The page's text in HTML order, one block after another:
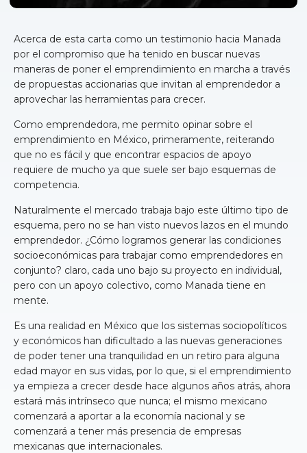
Acerca de esta carta como un testimonio hacia Manada
por el compromiso que ha tenido en buscar nuevas
maneras de poner el emprendimiento en marcha a través
de propuestas accionarias que invitan al emprendedor a
aprovechar las herramientas para crecer.
Como emprendedora, me permito opinar sobre el
emprendimiento en México, primeramente, reiterando
que no es fácil y que encontrar espacios de apoyo
requiere de mucho ya que suele ser bajo esquemas de
competencia.
Naturalmente el mercado trabaja bajo este último tipo de
esquema, pero no se han visto nuevos lazos en el mundo
emprendedor. ¿Cómo logramos generar las condiciones
socioeconómicas para trabajar como emprendedores en
conjunto? claro, cada uno bajo su proyecto en individual,
pero con un apoyo colectivo, como Manada tiene en
mente.
Es una realidad en México que los sistemas sociopolíticos
y económicos han dificultado a las nuevas generaciones
de poder tener una tranquilidad en un retiro para alguna
edad mayor en sus vidas, por lo que, si el emprendimiento
ya empieza a crecer desde hace algunos años atrás, ahora
estará más intrínseco que nunca; el mismo mexicano
comenzará a aportar a la economía nacional y se
comenzará a tener más presencia de empresas
mexicanas que internacionales.